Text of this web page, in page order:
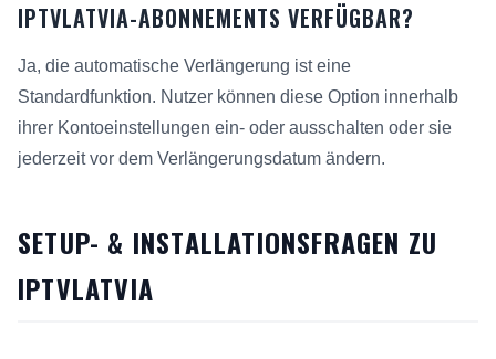
IPTVLATVIA-ABONNEMENTS VERFÜGBAR?
Ja, die automatische Verlängerung ist eine
Standardfunktion. Nutzer können diese Option innerhalb
ihrer Kontoeinstellungen ein- oder ausschalten oder sie
jederzeit vor dem Verlängerungsdatum ändern.
SETUP- & INSTALLATIONSFRAGEN ZU
IPTVLATVIA